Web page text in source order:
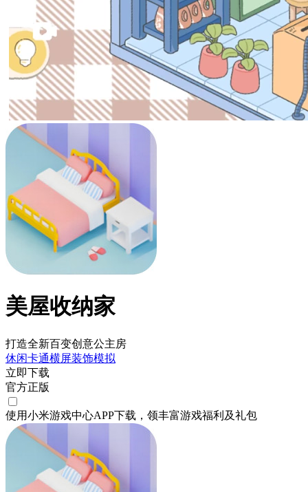
美屋收纳家
打造全新百变创意公主房
休闲卡通横屏装饰模拟
立即下载
官方正版
使用小米游戏中心APP下载 ，领丰富游戏福利 及礼包